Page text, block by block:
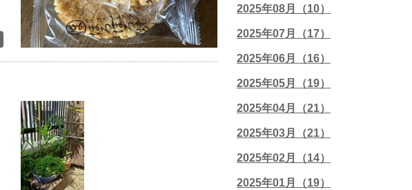
2025年08月（10）
2025年07月（17）
2025年06月（16）
2025年05月（19）
2025年04月（21）
2025年03月（21）
2025年02月（14）
2025年01月（19）